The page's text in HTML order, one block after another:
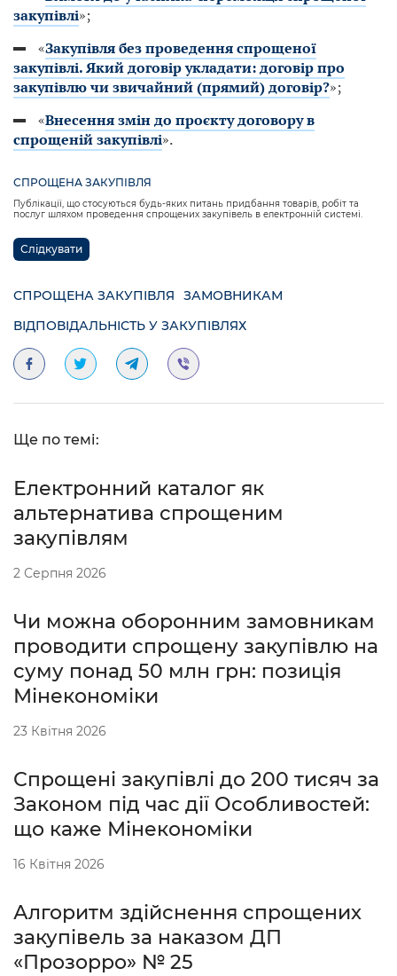
закупівлі»;
«Закупівля без проведення спрощеної
закупівлі. Який договір укладати: договір про
закупівлю чи звичайний (прямий) договір?»;
«Внесення змін до проєкту договору в
спрощеній закупівлі».
СПРОЩЕНА ЗАКУПІВЛЯ
Публікації, що стосуються будь-яких питань придбання товарів, робіт та
послуг шляхом проведення спрощених закупівель в електронній системі.
Слідкувати
СПРОЩЕНА ЗАКУПІВЛЯ
ЗАМОВНИКАМ
ВІДПОВІДАЛЬНІСТЬ У ЗАКУПІВЛЯХ
Ще по темі:
Електронний каталог як
альтернатива спрощеним
закупівлям
2 Серпня 2026
Чи можна оборонним замовникам
проводити спрощену закупівлю на
суму понад 50 млн грн: позиція
Мінекономіки
23 Квітня 2026
Спрощені закупівлі до 200 тисяч за
Законом під час дії Особливостей:
що каже Мінекономіки
16 Квітня 2026
Алгоритм здійснення спрощених
закупівель за наказом ДП
«Прозорро» № 25